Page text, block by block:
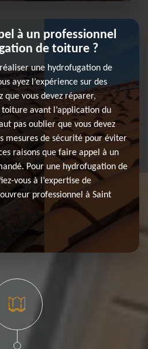
à un professionnel
de toiture ?
une hydrofugation de
ayez l’expérience sur des
que vous devez réparer,
avant l’application du
pas oublier que vous devez
mesures de sécurité pour éviter
raisons que faire appel à un
Pour une hydrofugation de
vous à l’expertise de
professionnel à Saint